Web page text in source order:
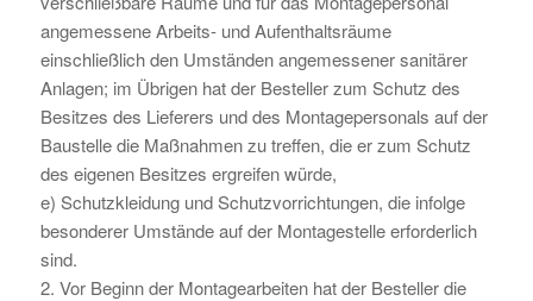
angemessene Arbeits- und Aufenthaltsräume
einschließlich den Umständen angemessener sanitärer
Anlagen; im Übrigen hat der Besteller zum Schutz des
Besitzes des Lieferers und des Montagepersonals auf der
Baustelle die Maßnahmen zu treffen, die er zum Schutz
des eigenen Besitzes ergreifen würde,
e) Schutzkleidung und Schutzvorrichtungen, die infolge
besonderer Umstände auf der Montagestelle erforderlich
sind.
2. Vor Beginn der Montagearbeiten hat der Besteller die